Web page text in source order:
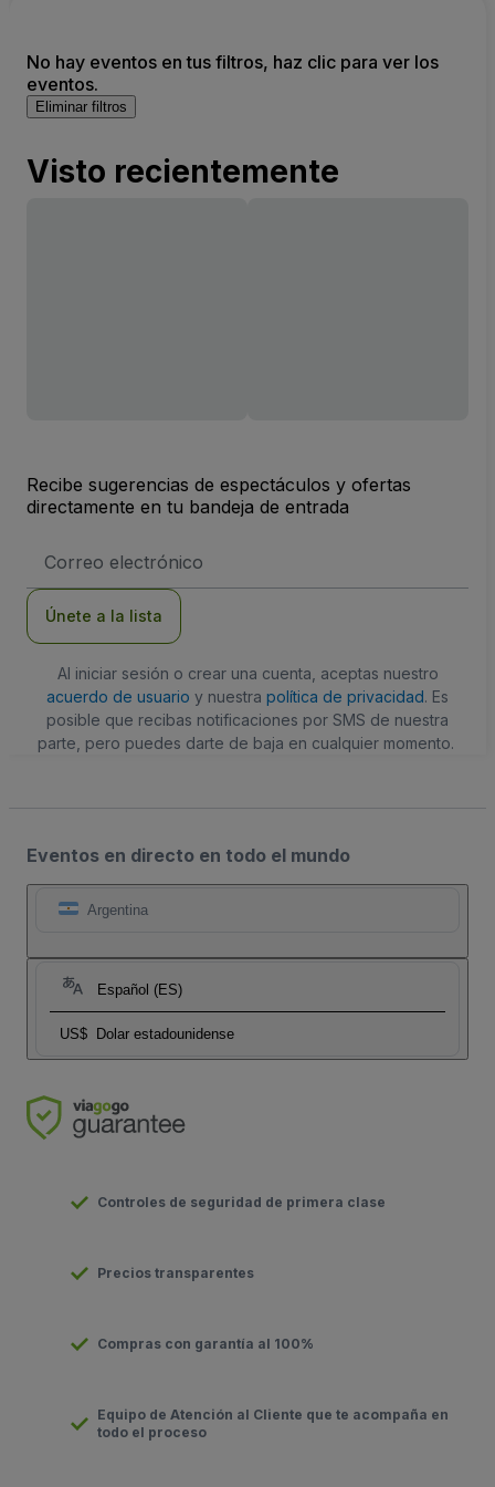
No hay eventos en tus filtros, haz clic para ver los
eventos.
Eliminar filtros
Visto recientemente
Recibe sugerencias de espectáculos y ofertas
directamente en tu bandeja de entrada
de
Únete a la lista
Al iniciar sesión o crear una cuenta, aceptas nuestro
acuerdo de usuario y nuestra política de privacidad. Es
posible que recibas notificaciones por SMS de nuestra
parte, pero puedes darte de baja en cualquier momento.
Eventos en directo en todo el mundo
Argentina
Español (ES)
US$ Dolar estadounidense
Controles de seguridad de primera clase
Precios transparentes
Compras con garantía al 100%
Equipo de Atención al Cliente que te acompaña en
todo el proceso